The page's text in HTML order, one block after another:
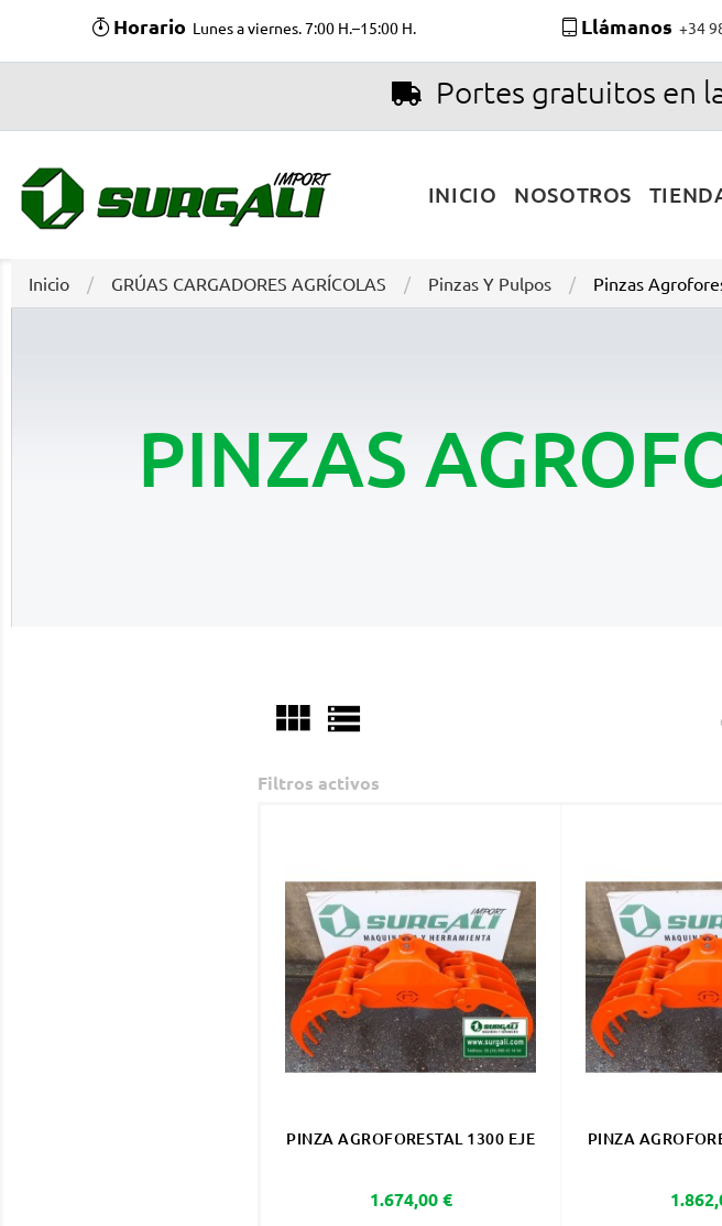
Horario Lunes a viernes. 7:00 H.–15:00 H. Llámanos +34
Portes gratuitos en
INICIO NOSOTROS
Inicio GRÚAS CARGADORES AGRÍCOLAS Pinzas Y Pulpos Pinzas
PINZAS
 
Filtros activos
PINZA AGROFORESTAL 1300 EJE
Precio
1.674,00 €
PINZA